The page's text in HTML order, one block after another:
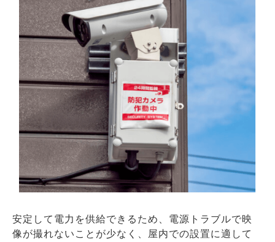
安定して電力を供給できるため、電源トラブルで映
像が撮れないことが少なく、屋内での設置に適して